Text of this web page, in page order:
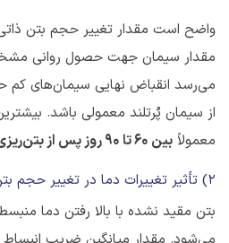
واضح است مقدار تغییر حجم بتن
مقدار سیمان جهت حصول روانی
از سیمان پُرتلند معمولی باشد.
معمولاً بین ۶۰ تا ۹۰ روز پس از بتن‌ریزی
2) تأثیر تغییرات دما در تغییر حجم بتن
بتن مقید نشده با بالا رفتن دما